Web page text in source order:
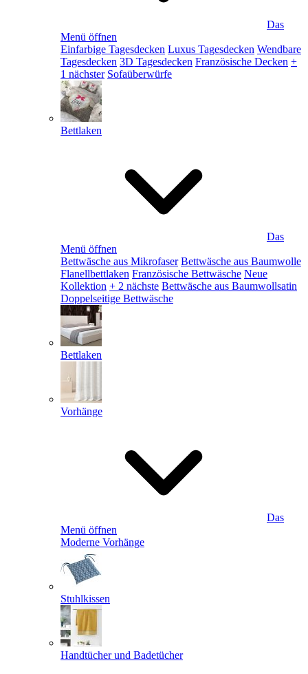
Das
Menü öffnen
Einfarbige Tagesdecken Luxus Tagesdecken Wendbare
Tagesdecken 3D Tagesdecken Französische Decken +
1 nächster Sofaüberwürfe
Bettlaken
Das
Menü öffnen
Bettwäsche aus Mikrofaser Bettwäsche aus Baumwolle
Flanellbettlaken Französische Bettwäsche Neue
Kollektion + 2 nächste Bettwäsche aus Baumwollsatin
Doppelseitige Bettwäsche
Bettlaken
Vorhänge
Das
Menü öffnen
Moderne Vorhänge
Stuhlkissen
Handtücher und Badetücher